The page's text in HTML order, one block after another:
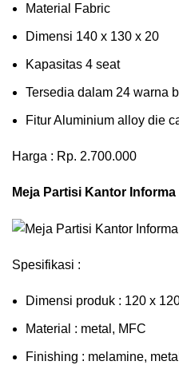
Material Fabric
Dimensi 140 x 130 x 20
Kapasitas 4 seat
Tersedia dalam 24 warna
Fitur Aluminium alloy die
Harga : Rp. 2.700.000
Meja Partisi Kantor Informa
Spesifikasi :
Dimensi produk : 120 x
Mаtеrіаl : metal, MFC
Fіnіѕhіng : melamine, metal